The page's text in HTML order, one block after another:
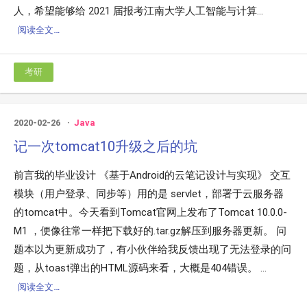
人，希望能够给 2021 届报考江南大学人工智能与计算...
阅读全文…
考研
2020-02-26 Java
记一次tomcat10升级之后的坑
前言我的毕业设计 《基于Android的云笔记设计与实现》 交互
模块（用户登录、同步等）用的是 servlet，部署于云服务器
的tomcat中。今天看到Tomcat官网上发布了Tomcat 10.0.0-
M1 ，便像往常一样把下载好的.tar.gz解压到服务器更新。 问
题本以为更新成功了，有小伙伴给我反馈出现了无法登录的问
题，从toast弹出的HTML源码来看，大概是404错误。 ...
阅读全文…